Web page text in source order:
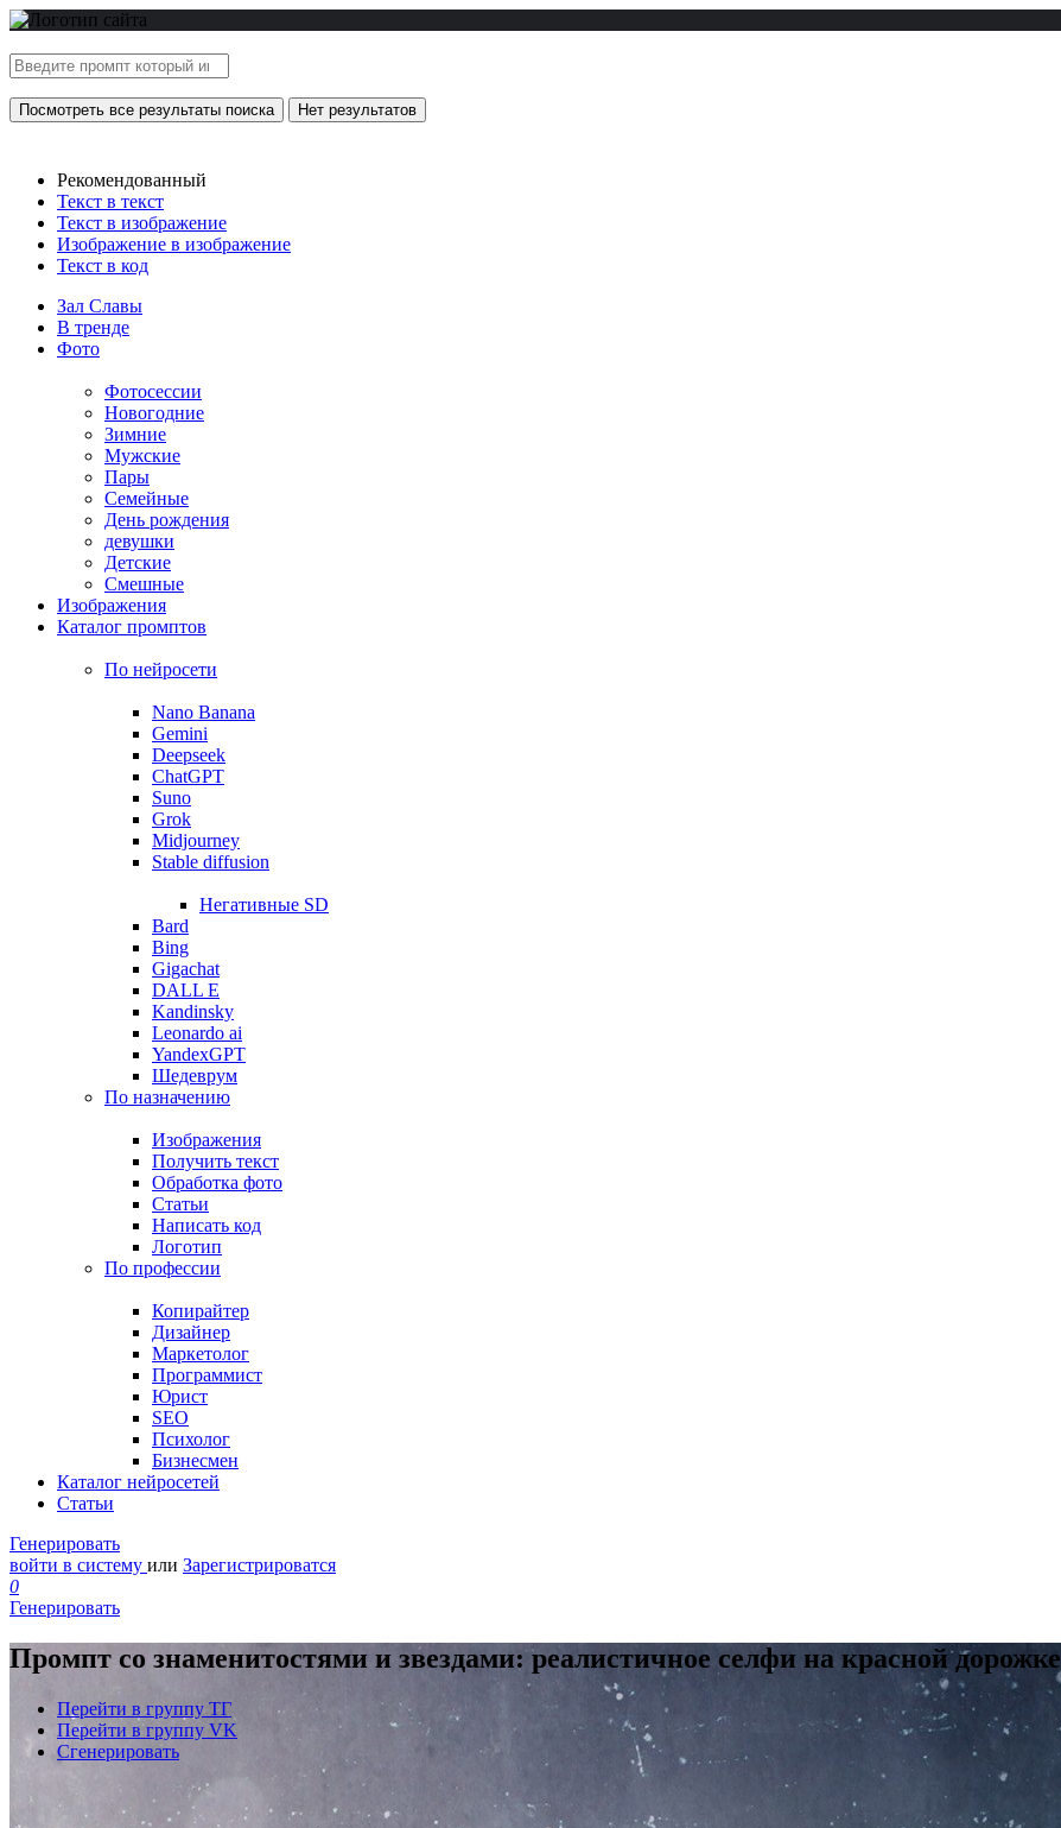
Посмотреть все результаты поиска Нет результатов
Рекомендованный
Текст в текст
Текст в изображение
Изображение в изображение
Текст в код
Зал Славы
В тренде
Фото
Фотосессии
Новогодние
Зимние
Мужские
Пары
Семейные
День рождения
девушки
Детские
Смешные
Изображения
Каталог промптов
По нейросети
Nano Banana
Gemini
Deepseek
ChatGPT
Suno
Grok
Midjourney
Stable diffusion
Негативные SD
Bard
Bing
Gigachat
DALL E
Kandinsky
Leonardo ai
YandexGPT
Шедеврум
По назначению
Изображения
Получить текст
Обработка фото
Статьи
Написать код
Логотип
По профессии
Копирайтер
Дизайнер
Маркетолог
Программист
Юрист
SEO
Психолог
Бизнесмен
Каталог нейросетей
Статьи
Генерировать
войти в систему или Зарегистрироватся
0
Генерировать
Промпт со знаменитостями и звездами: реалистичное селфи на красной дорожке
Перейти в группу ТГ
Перейти в группу VK
Сгенерировать